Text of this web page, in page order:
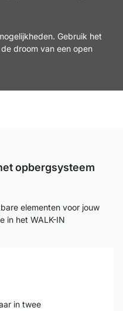
Gebruik het
droom van een open
opbergsysteem
elementen voor jouw
in het WALK-IN
in twee